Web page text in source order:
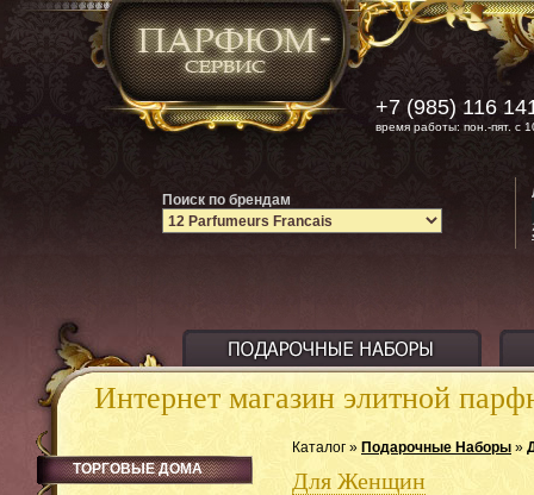
Интернет магазин элитной
Каталог » Подарочные Наборы »
Для Женщин
ТОРГОВЫЕ ДОМА
+7 (985) 116
время работы: пон.-пят. с
Поиск по брендам